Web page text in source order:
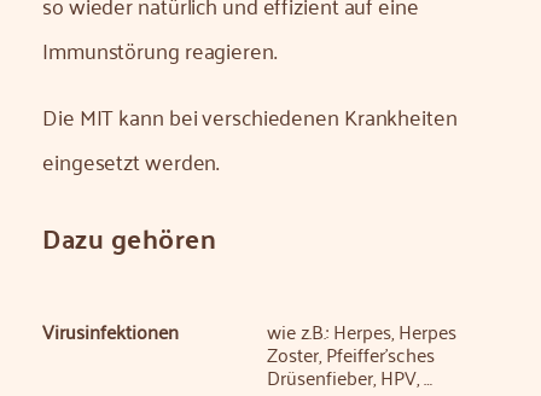
Immunstörung reagieren.
Die MIT kann bei verschiedenen Krankheiten
eingesetzt werden.
Dazu gehören
Virusinfektionen wie z.B.: Herpes, Herpes
Zoster, Pfeiffer'sches
Drüsenfieber, HPV, …